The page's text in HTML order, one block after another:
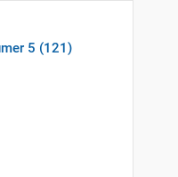
5 (121)